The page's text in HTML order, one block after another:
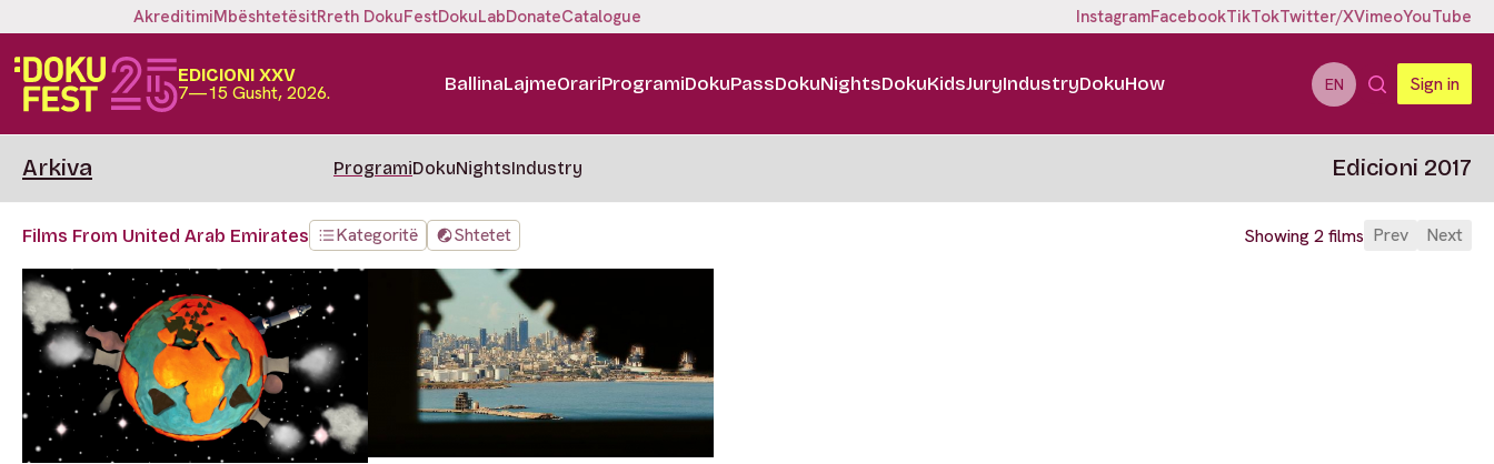
AkreditimiMbështetësitRreth DokuFestDokuLabDonateCatalogue InstagramFacebookTikTokTwitter/XVimeoYouTube
EDICIONI XXV
7—15 Gusht, 2026. BallinaLajmeOrariProgramiDokuPassDokuNightsDokuKidsJuryIndustryDokuHow EN Sign in
Arkiva ProgramiDokuNightsIndustry Edicioni 2017
Films From United Arab Emirates Kategoritë Shtetet Showing 2 films Prev Next